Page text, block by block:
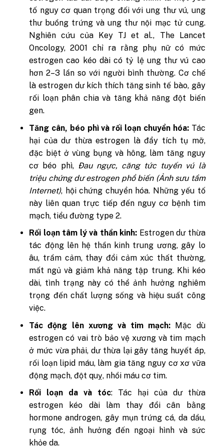
tố nguy cơ quan trọng đối với ung thư vú, ung
thư buồng trứng và ung thư nội mạc tử cung.
Nghiên cứu của Key TJ et al., The Lancet
Oncology, 2001 chỉ ra rằng phụ nữ có mức
estrogen cao kéo dài có tỷ lệ ung thư vú cao
hơn 2–3 lần so với người bình thường. Cơ chế
là estrogen dư kích thích tăng sinh tế bào, gây
rối loạn phân chia và tăng khả năng đột biến
gen.
Tăng cân, béo phì và rối loạn chuyển hóa: Tác
hại của dư thừa estrogen làđẩy tích tụ mỡ,
đặc biệt ở vùng bụng và hông, làm tăng nguy
cơ béo phì, Đau ngực, căng tức tuyến vú là
triệu chứng dư estrogen phổ biến (Ảnh sưu tầm
Internet), hội chứng chuyển hóa. Những yếu tố
này liên quan trực tiếp đến nguy cơ bệnh tim
mạch, tiểu đường type 2.
Rối loạn tâm lý và thần kinh: Estrogen dư thừa
tác động lên hệ thần kinh trung ương, gây lo
âu, trầm cảm, thay đổi cảm xúc thất thường,
mất ngủ và giảm khả năng tập trung. Khi kéo
dài, tình trạng này có thể ảnh hưởng nghiêm
trọng đến chất lượng sống và hiệu suất công
việc.
Tác động lên xương và tim mạch: Mặc dù
estrogen có vai trò bảo vệ xương và tim mạch
ở mức vừa phải, dư thừa lại gây tăng huyết áp,
rối loạn lipid máu, làm gia tăng nguy cơ xơ vữa
động mạch, đột quỵ, nhồi máu cơ tim.
Rối loạn da và tóc: Tác hại của dư thừa
estrogen kéo dài làm thay đổi cân bằng
hormone androgen, gây mụn trứng cá, da dầu,
rụng tóc, ảnh hưởng đến ngoại hình và sức
khỏe da.